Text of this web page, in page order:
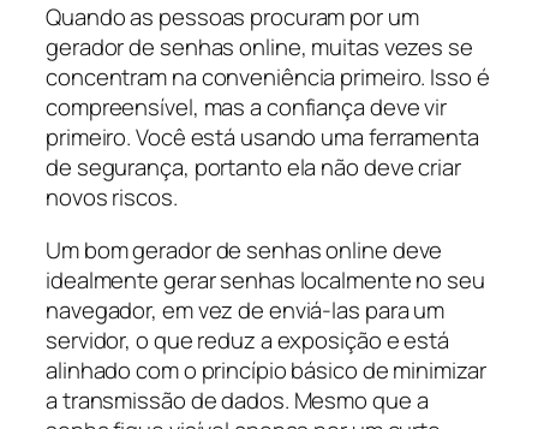
Quando as pessoas procuram por um
gerador de senhas online, muitas vezes se
concentram na conveniência primeiro. Isso é
compreensível, mas a confiança deve vir
primeiro. Você está usando uma ferramenta
de segurança, portanto ela não deve criar
novos riscos.
Um bom gerador de senhas online deve
idealmente gerar senhas localmente no seu
navegador, em vez de enviá-las para um
servidor, o que reduz a exposição e está
alinhado com o princípio básico de minimizar
a transmissão de dados. Mesmo que a